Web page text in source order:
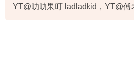
YT@叻叻果叮 ladladkid，YT@傅